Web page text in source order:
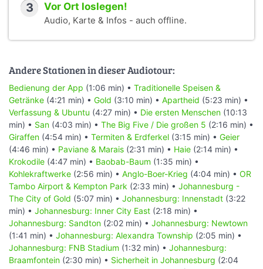
3 Vor Ort loslegen!
Audio, Karte & Infos - auch offline.
Andere Stationen in dieser Audiotour:
Bedienung der App (1:06 min) • Traditionelle Speisen &
Getränke (4:21 min) • Gold (3:10 min) • Apartheid (5:23 min) •
Verfassung & Ubuntu (4:27 min) • Die ersten Menschen (10:13
min) • San (4:03 min) • The Big Five / Die großen 5 (2:16 min) •
Giraffen (4:54 min) • Termiten & Erdferkel (3:15 min) • Geier
(4:46 min) • Paviane & Marais (2:31 min) • Haie (2:14 min) •
Krokodile (4:47 min) • Baobab-Baum (1:35 min) •
Kohlekraftwerke (2:56 min) • Anglo-Boer-Krieg (4:04 min) • OR
Tambo Airport & Kempton Park (2:33 min) • Johannesburg -
The City of Gold (5:07 min) • Johannesburg: Innenstadt (3:22
min) • Johannesburg: Inner City East (2:18 min) •
Johannesburg: Sandton (2:02 min) • Johannesburg: Newtown
(1:41 min) • Johannesburg: Alexandra Township (2:05 min) •
Johannesburg: FNB Stadium (1:32 min) • Johannesburg:
Braamfontein (2:30 min) • Sicherheit in Johannesburg (2:04